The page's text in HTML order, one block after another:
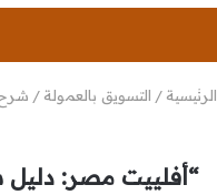
الرئيسية / التسويق بالعمولة / شرح
“أفلييت مصر: دليل